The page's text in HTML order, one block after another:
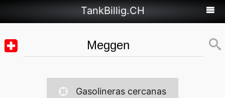
TankBillig.CH
Gasolineras cercanas